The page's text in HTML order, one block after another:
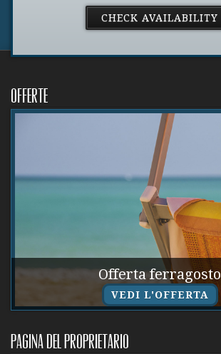
Offerte
Offerta ferragosto
VEDI L'OFFERTA
Pagina del proprietario